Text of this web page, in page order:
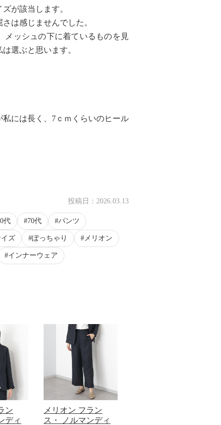
が該当します。
は感じませんでした。
メッシュの下に着ているものを見
選ぶと思います。
には長く、7ｃｍくらいのヒール
投稿日： 2026.03.13
代 70代 パンツ
イズ ぽっちゃり メリオン
インナーウェア
ン
ディ
メリオン フラン
ス・ ノルマンディ